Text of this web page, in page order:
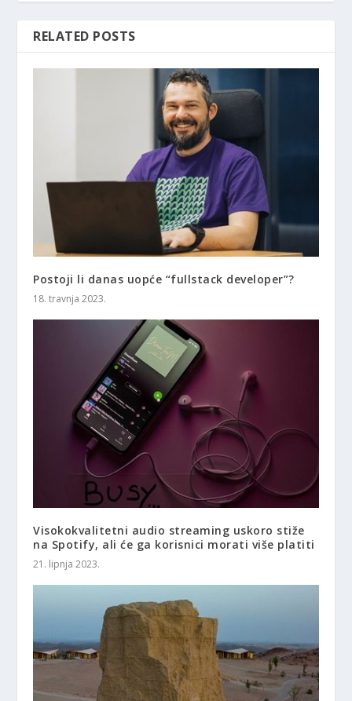
RELATED POSTS
Postoji li danas uopće “fullstack developer”?
18. travnja 2023.
Visokokvalitetni audio streaming uskoro stiže
na Spotify, ali će ga korisnici morati više platiti
21. lipnja 2023.